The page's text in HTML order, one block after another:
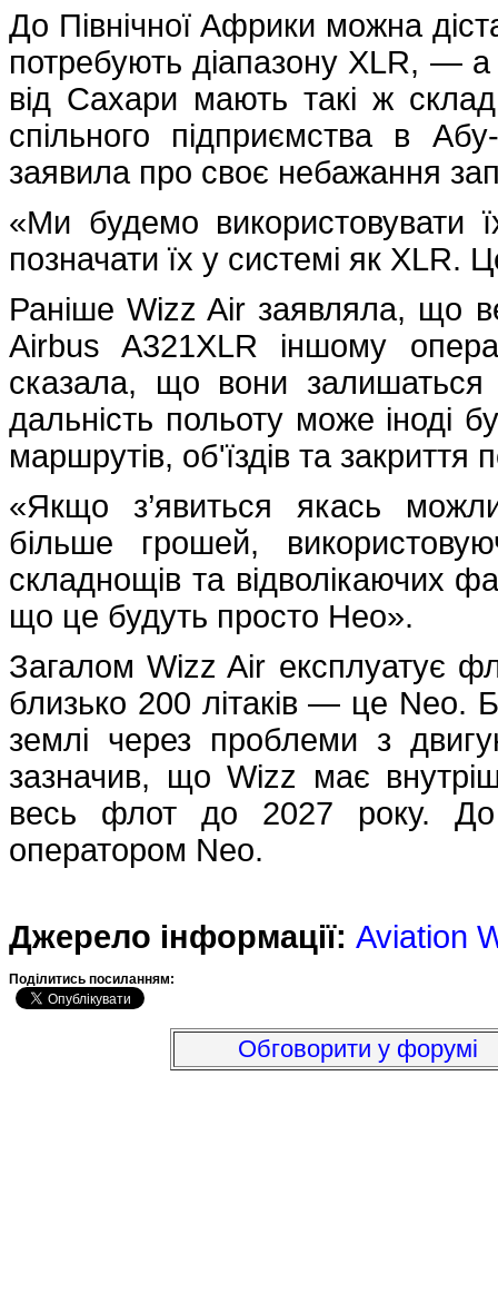
До Північної Африки можна
потребують діапазону XLR, —
від Сахари мають такі ж
спільного підприємства в
заявила про своє небажання
«Ми будемо використовувати
позначати їх у системі як
Раніше Wizz Air заявляла, що
Airbus A321XLR іншому
сказала, що вони
дальність польоту може іноді
маршрутів, об'їздів та закриття
«Якщо з’явиться якась
більше грошей,
складнощів та відволікаючих
що це будуть просто Нео».
Загалом Wizz Air експлуатує
близько 200 літаків — це Neo.
землі через проблеми з
зазначив, що Wizz має
весь флот до 2027 року. До
оператором Neo.
Джерело інформації: Aviation
Подiлитись посиланням:
Обговорити у форумі